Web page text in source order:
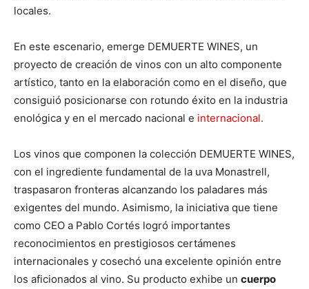
locales.
En este escenario, emerge DEMUERTE WINES, un
proyecto de creación de vinos con un alto componente
artístico, tanto en la elaboración como en el diseño, que
consiguió posicionarse con rotundo éxito en la industria
enológica y en el mercado nacional e internacional.
Los vinos que componen la colección DEMUERTE WINES,
con el ingrediente fundamental de la uva Monastrell,
traspasaron fronteras alcanzando los paladares más
exigentes del mundo. Asimismo, la iniciativa que tiene
como CEO a Pablo Cortés logró importantes
reconocimientos en prestigiosos certámenes
internacionales y cosechó una excelente opinión entre
los aficionados al vino. Su producto exhibe un cuerpo